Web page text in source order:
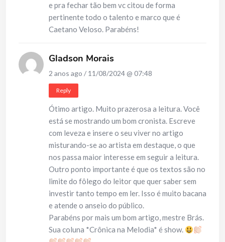
e pra fechar tão bem vc citou de forma
pertinente todo o talento e marco que é
Caetano Veloso. Parabéns!
Gladson Morais
2 anos ago / 11/08/2024 @ 07:48
Reply
Ótimo artigo. Muito prazerosa a leitura. Você
está se mostrando um bom cronista. Escreve
com leveza e insere o seu viver no artigo
misturando-se ao artista em destaque, o que
nos passa maior interesse em seguir a leitura.
Outro ponto importante é que os textos são no
limite do fôlego do leitor que quer saber sem
investir tanto tempo em ler. Isso é muito bacana
e atende o anseio do público.
Parabéns por mais um bom artigo, mestre Brás.
Sua coluna *Crônica na Melodia* é show.